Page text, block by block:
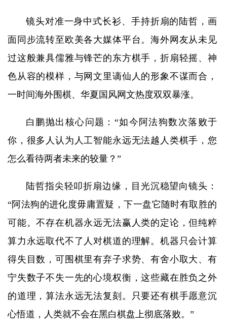
镜头对准一身中式长衫、手持折扇的陆哲，画
面同步流转至欧美各大媒体平台。海外网友从未见
过这般兼具儒雅与锋芒的东方棋手，折扇轻摇、神
色从容的模样，与网文里谪仙人的形象不谋而合，
一时间海外围棋、华夏国风网文热度双双暴涨。
白鹏抛出核心问题：“如今阿法狗数次落败于
你，很多人认为人工智能永远无法越人类棋手，您
怎么看待两者未来的较量？”
陆哲指尖轻叩折扇边缘，目光沉稳望向镜头：
“阿法狗的进化度毋庸置疑，下一盘它随时有取胜的
可能。不存在机器永远无法赢人类的定论，但纯粹
算力永远取代不了人对棋道的理解。机器只会计算
得失目数，可围棋里有弃子求势、有舍小取大、有
宁失数子不失一先的心境权衡，这些藏在胜负之外
的道理，算法永远无法复刻。只要还有棋手愿意沉
心悟道，人类就不会在黑白棋盘上彻底落败。”